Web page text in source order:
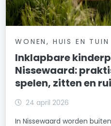
WONEN, HUIS EN TUIN
Inklapbare
Nissewaard:
spelen, zitten en
24 april 2026
In Nissewaard worden